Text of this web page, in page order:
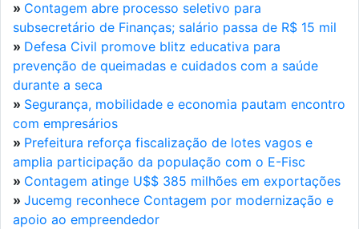
» Contagem abre processo seletivo para
subsecretário de Finanças; salário passa de R$ 15 mil
» Defesa Civil promove blitz educativa para
prevenção de queimadas e cuidados com a saúde
durante a seca
» Segurança, mobilidade e economia pautam encontro
com empresários
» Prefeitura reforça fiscalização de lotes vagos e
amplia participação da população com o E-Fisc
» Contagem atinge U$$ 385 milhões em exportações
» Jucemg reconhece Contagem por modernização e
apoio ao empreendedor